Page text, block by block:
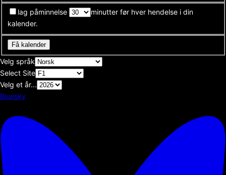
lag påminnelse
minutter før hver hendelse i din
kalender.
Få kalender
Velg språk
Select Site
Velg et år...
Bluesky